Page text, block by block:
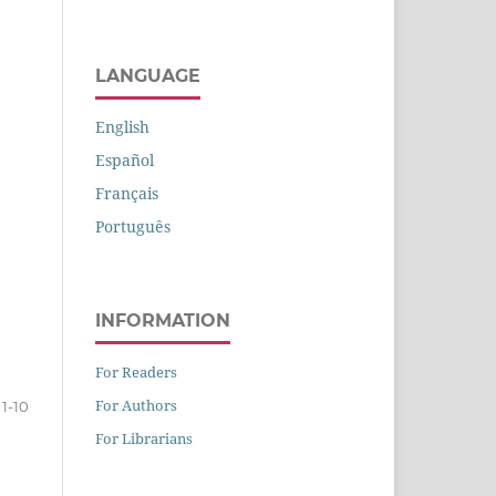
10
LANGUAGE
English
Español
Français
Português
INFORMATION
For Readers
For Authors
For Librarians